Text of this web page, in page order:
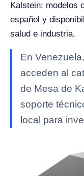
Kalstein: modelos
español y
salud e industria.
En
acceden al
de Mesa de
soporte
local para